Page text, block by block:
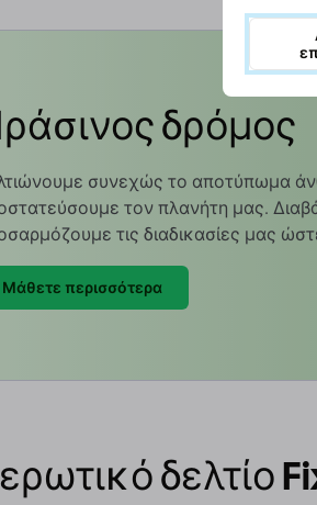
δρόμος
συνεχώς το αποτύπωμα
τον πλανήτη μας.
τις διαδικασίες μας
Μάθετε περισσότερα
δελτίο